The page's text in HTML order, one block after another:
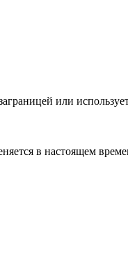
или
в настоящем